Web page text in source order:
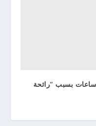
بسبب “رائحة